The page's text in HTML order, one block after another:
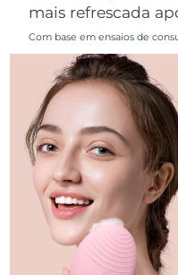
mais refrescada
Com base em ensaios de
Portugal
Porto Rico
Catar
Reunião
Romênia
Rússia
Arábia Saudita